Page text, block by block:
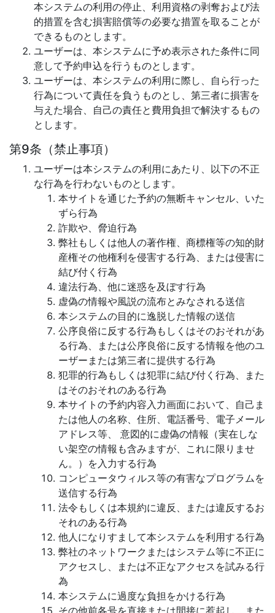
本システムの利用の停止、利用資格の剥奪および法
的措置を含む損害賠償等の必要な措置を取ることが
できるものとします。
ユーザーは、本システムに予め表示された条件に同
意して予約申込を行うものとします。
ユーザーは、本システムの利用に際し、自ら行った
行為について責任を負うものとし、第三者に損害を
与えた場合、自己の責任と費用負担で解決するもの
とします。
第9条（禁止事項）
ユーザーは本システムの利用にあたり、以下の不正
な行為を行わないものとします。
本サイトを通じた予約の無断キャンセル、いた
ずら行為
詐欺や、脅迫行為
弊社もしくは他人の著作権、商標権等の知的財
産権その他権利を侵害する行為、または侵害に
結び付く行為
違法行為、他に迷惑を及ぼす行為
虚偽の情報や風説の流布とみなされる送信
本システムの目的に逸脱した情報の送信
公序良俗に反する行為もしくはそのおそれがあ
る行為、または公序良俗に反する情報を他のユ
ーザーまたは第三者に提供する行為
犯罪的行為もしくは犯罪に結び付く行為、また
はそのおそれのある行為
本サイトの予約内容入力画面において、自己ま
たは他人の名称、住所、電話番号、電子メール
アドレス等、 意図的に虚偽の情報（実在しな
い架空の情報も含みますが、これに限りませ
ん。）を入力する行為
コンピュータウィルス等の有害なプログラムを
送信する行為
法令もしくは本規約に違反、または違反するお
それのある行為
他人になりすまして本システムを利用する行為
弊社のネットワークまたはシステム等に不正に
アクセスし、または不正なアクセスを試みる行
為
本システムに過度な負担をかける行為
その他前各号を直接または間接に惹起し、また